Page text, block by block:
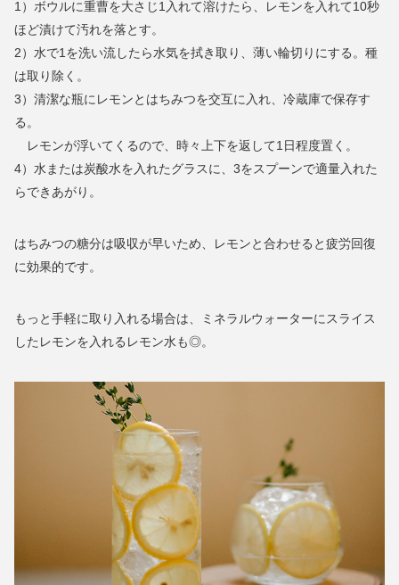
1）ボウルに重曹を大さじ1入れて溶けたら、レモンを入れて10秒
ほど漬けて汚れを落とす。
2）水で1を洗い流したら水気を拭き取り、薄い輪切りにする。種
は取り除く。
3）清潔な瓶にレモンとはちみつを交互に入れ、冷蔵庫で保存す
る。
レモンが浮いてくるので、時々上下を返して1日程度置く。
4）水または炭酸水を入れたグラスに、3をスプーンで適量入れた
らできあがり。
はちみつの糖分は吸収が早いため、レモンと合わせると疲労回復
に効果的です。
もっと手軽に取り入れる場合は、ミネラルウォーターにスライス
したレモンを入れるレモン水も◎。